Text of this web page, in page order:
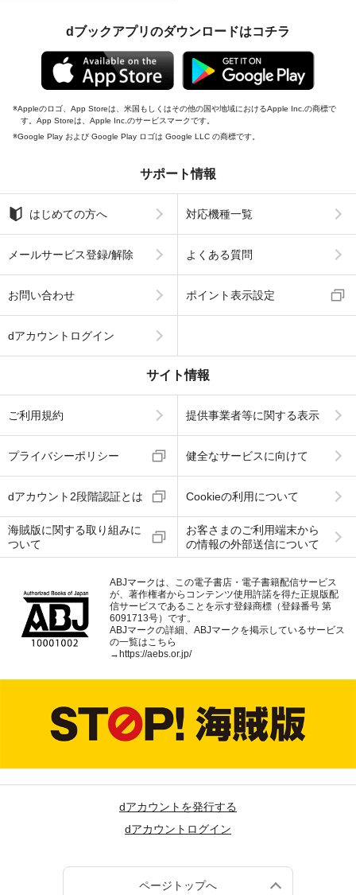
dブックアプリのダウンロードはコチラ
Appleのロゴ、App Storeは、米国もしくはその他の国や地域におけるApple Inc.の商標で
す。App Storeは、Apple Inc.のサービスマークです。
Google Play および Google Play ロゴは Google LLC の商標です。
サポート情報
はじめての方へ 対応機種一覧
メールサービス登録/解除 よくある質問
お問い合わせ ポイント表示設定
dアカウントログイン
サイト情報
ご利用規約 提供事業者等に関する表示
プライバシーポリシー 健全なサービスに向けて
dアカウント2段階認証とは Cookieの利用について
海賊版に関する取り組みに
ついて
お客さまのご利用端末から
の情報の外部送信について
ABJマークは、この電子書店・電子書籍配信サービス
が、著作権者からコンテンツ使用許諾を得た正規版配
信サービスであることを示す登録商標（登録番号 第
6091713号）です。
ABJマークの詳細、ABJマークを掲示しているサービス
の一覧はこちら
→ https://aebs.or.jp/
dアカウントを発行する
dアカウントログイン
ページトップへ